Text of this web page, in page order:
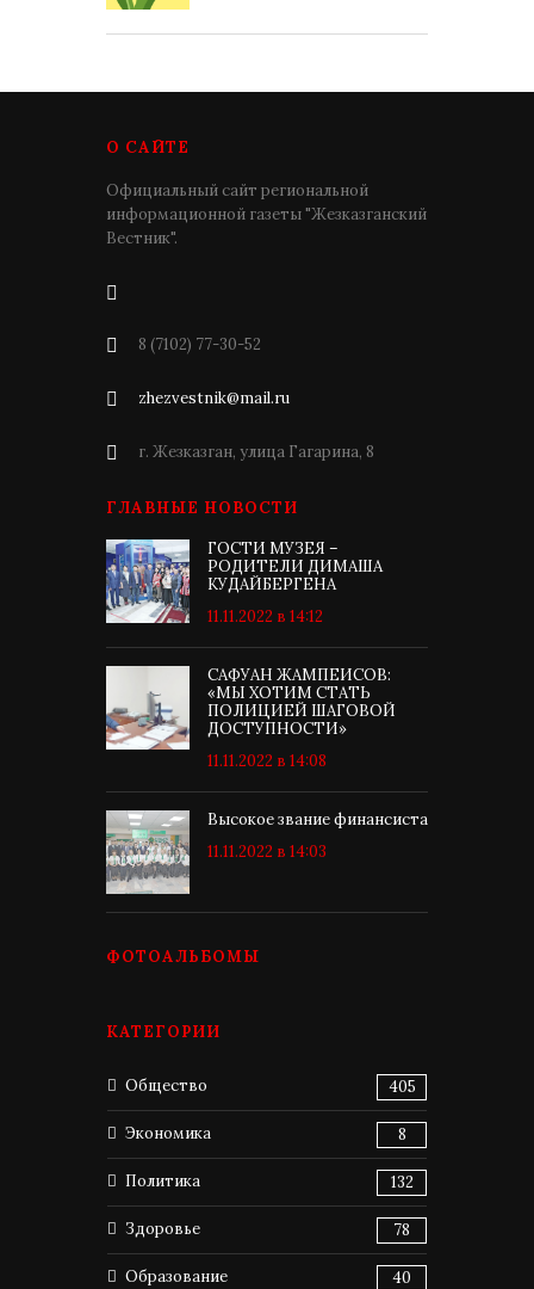
О САЙТЕ
Официальный сайт региональной
информационной газеты "Жезказганский
Вестник".
8 (7102) 77-30-52
zhezvestnik@mail.ru
г. Жезказган, улица Гагарина, 8
ГЛАВНЫЕ НОВОСТИ
ГОСТИ МУЗЕЯ –
РОДИТЕЛИ ДИМАША
КУДАЙБЕРГЕНА
11.11.2022 в 14:12
САФУАН ЖАМПЕИСОВ:
«МЫ ХОТИМ СТАТЬ
ПОЛИЦИЕЙ ШАГОВОЙ
ДОСТУПНОСТИ»
11.11.2022 в 14:08
Высокое звание финансиста
11.11.2022 в 14:03
ФОТОАЛЬБОМЫ
КАТЕГОРИИ
Общество 405
Экономика 8
Политика 132
Здоровье 78
Образование 40